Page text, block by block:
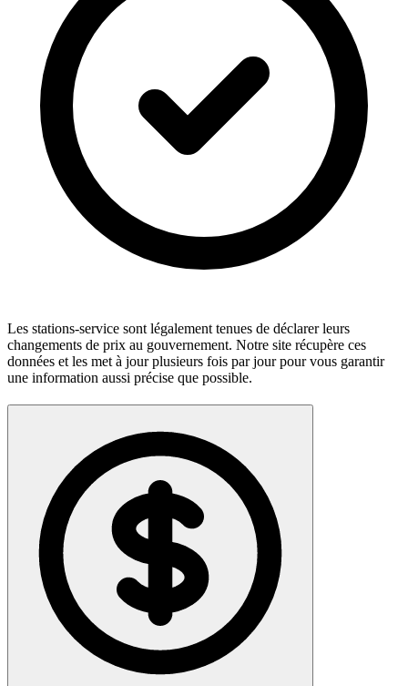
Les stations-service sont légalement tenues de déclarer leurs
changements de prix au gouvernement. Notre site récupère ces
données et les met à jour plusieurs fois par jour pour vous garantir
une information aussi précise que possible.